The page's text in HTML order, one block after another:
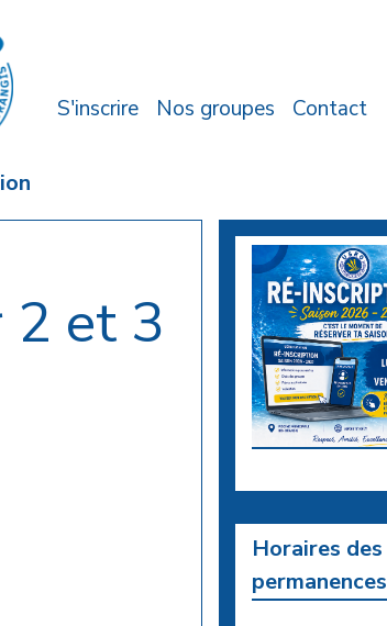
S'inscrire Nos groupes Contact
2 et 3
Horaires des
permanences